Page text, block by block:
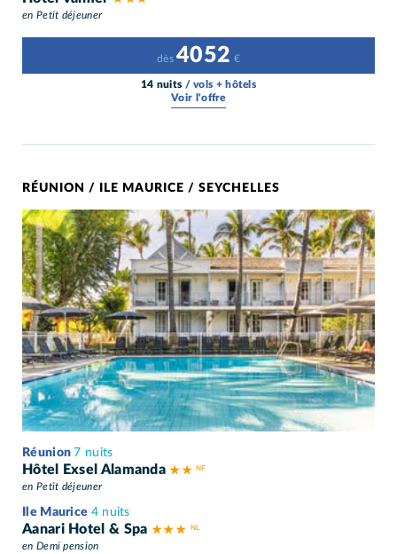
en Petit déjeuner
dès4052 €
14 nuits / vols + hôtels
Voir l'offre
RÉUNION / ILE MAURICE / SEYCHELLES
Réunion7 nuits
Hôtel Exsel Alamanda★ ★
en Petit déjeuner
Ile Maurice 4 nuits
Aanari Hotel & Spa ★ ★ ★
en Demi pension